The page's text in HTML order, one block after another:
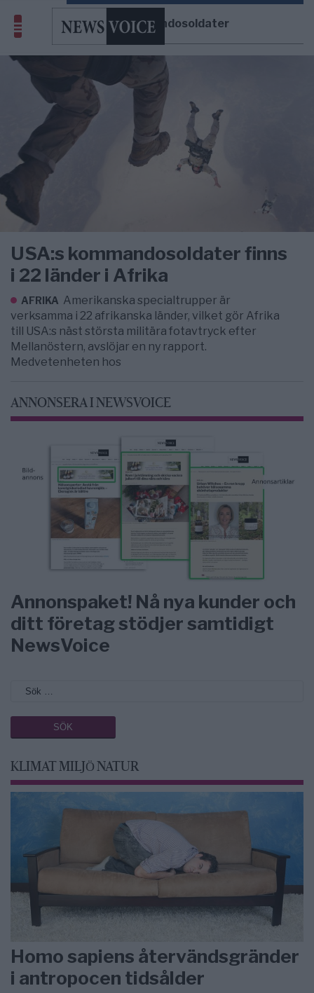
USA:s kommandosoldater
USA:s kommandosoldater finns
i 22 länder i Afrika
AFRIKA Amerikanska specialtrupper är
verksamma i 22 afrikanska länder, vilket gör Afrika
till USA:s näst största militära fotavtryck efter
Mellanöstern, avslöjar en ny rapport.
Medvetenheten hos
ANNONSERA I NEWSVOICE
Annonspaket! Nå nya kunder och
ditt företag stödjer samtidigt
NewsVoice
KLIMAT MILJÖ NATUR
Homo sapiens återvändsgränder
i antropocen tidsålder